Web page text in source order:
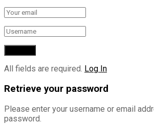
All fields are required. Log In
Retrieve your password
Please enter your username or email
password.